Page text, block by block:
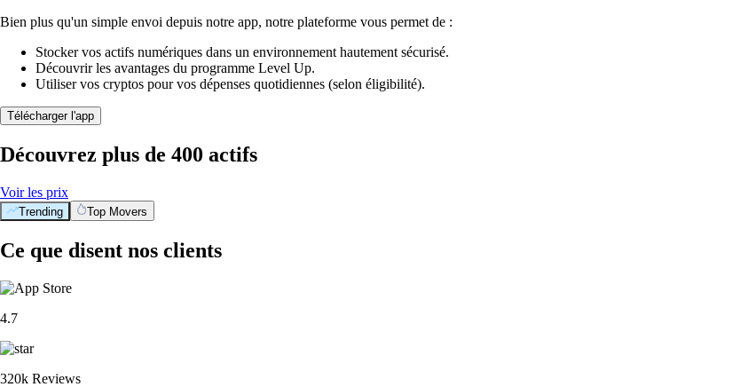
Bien plus qu'un simple envoi depuis notre app, notre plateforme vous permet de :
Stocker vos actifs numériques dans un environnement hautement sécurisé.
Découvrir les avantages du programme Level Up.
Utiliser vos cryptos pour vos dépenses quotidiennes (selon éligibilité).
Télécharger l'app
Découvrez plus de 400 actifs
Voir les prix
Trending Top Movers
Ce que disent nos clients
4.7
320k Reviews